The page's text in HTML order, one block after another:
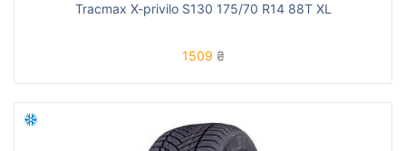
Tracmax X-privilo S130 175/70 R14 88T XL
1509 ₴